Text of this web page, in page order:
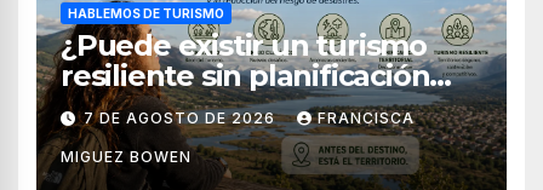
HABLEMOS DE TURISMO
¿Puede existir un turismo
resiliente sin planificación
territorial?
7 DE AGOSTO DE 2026 FRANCISCA
MIGUEZ BOWEN